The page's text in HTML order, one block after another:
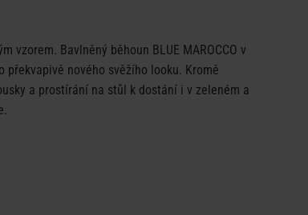
vzorem. Bavlněný běhoun BLUE MAROCCO v
nového svěžího looku. Kromě
a prostírání na stůl k dostání i v zeleném a